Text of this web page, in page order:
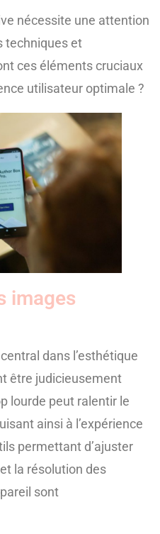
nécessite une attention
techniques et
ces éléments cruciaux
utilisateur optimale ?
images
dans l’esthétique
être judicieusement
lourde peut ralentir le
ainsi à l’expérience
permettant d’ajuster
la résolution des
sont